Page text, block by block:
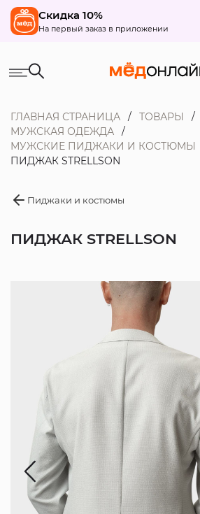
Скидка 10%
На первый заказ в приложении
ГЛАВНАЯ СТРАНИЦА ТОВАРЫ
МУЖСКАЯ ОДЕЖДА
МУЖСКИЕ ПИДЖАКИ И КОСТЮМЫ
ПИДЖАК STRELLSON
Пиджаки и костюмы
ПИДЖАК STRELLSON